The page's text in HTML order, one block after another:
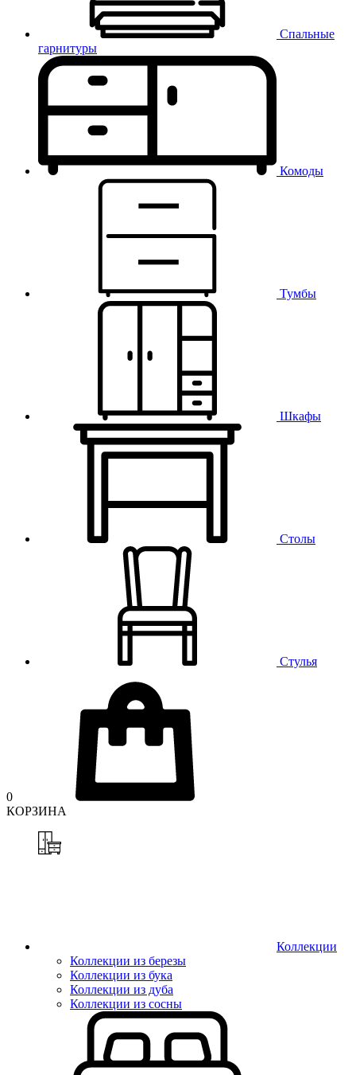
Спальные
гарнитуры
Комоды
Тумбы
Шкафы
Столы
Стулья
0
КОРЗИНА
Коллекции
Коллекции из березы
Коллекции из бука
Коллекции из дуба
Коллекции из сосны